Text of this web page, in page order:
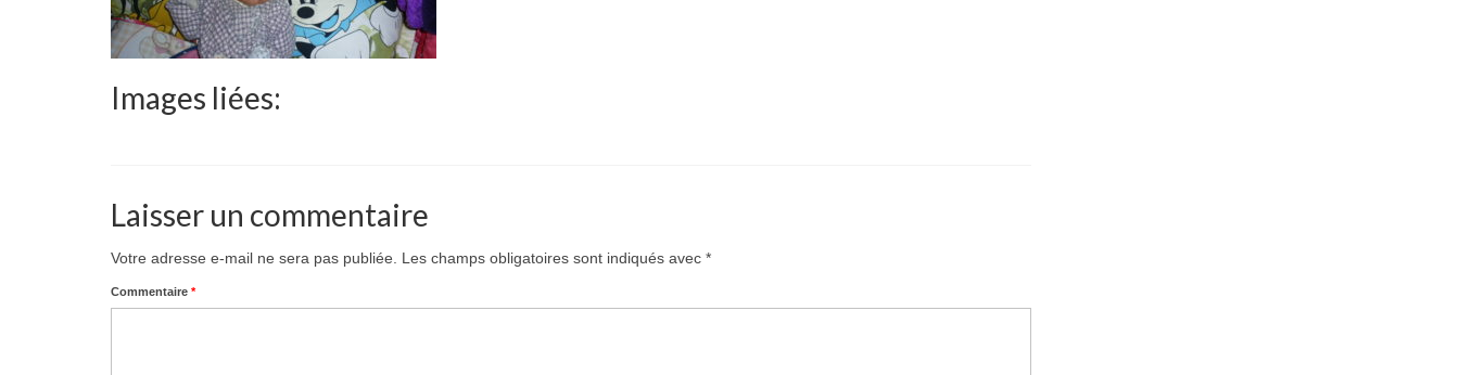
Images liées:
Laisser un commentaire
Votre adresse e-mail ne sera pas publiée. Les champs obligatoires sont indiqués avec *
Commentaire *